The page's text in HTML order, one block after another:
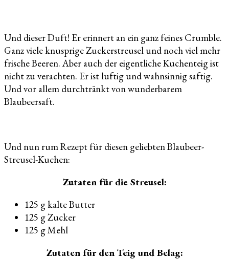
Und dieser Duft! Er erinnert an ein ganz feines Crumble.
Ganz viele knusprige Zuckerstreusel und noch viel mehr
frische Beeren. Aber auch der eigentliche Kuchenteig ist
nicht zu verachten. Er ist luftig und wahnsinnig saftig.
Und vor allem durchtränkt von wunderbarem
Blaubeersaft.
Und nun rum Rezept für diesen geliebten Blaubeer-
Streusel-Kuchen:
Zutaten für die Streusel:
125 g kalte Butter
125 g Zucker
125 g Mehl
Zutaten für den Teig und Belag: